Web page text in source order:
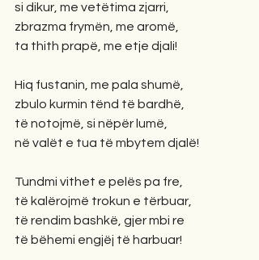
si dikur, me vetëtima zjarri,
zbrazma frymën, me aromë,
ta thith prapë, me etje djali!
Hiq fustanin, me pala shumë,
zbulo kurmin tënd të bardhë,
të notojmë, si nëpër lumë,
në valët e tua të mbytem djalë!
Tundmi vithet e pelës pa fre,
të kalërojmë trokun e tërbuar,
të rendim bashkë, gjer mbi re
të bëhemi engjëj të harbuar!